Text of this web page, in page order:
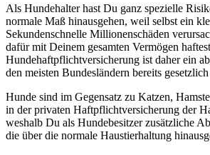
Als Hundehalter hast Du ganz spezielle
normale Maß hinausgehen, weil selbst ein
Sekundenschnelle Millionenschäden
dafür mit Deinem gesamten Vermögen
Hundehaftpflichtversicherung ist daher ein
den meisten Bundesländern bereits
Hunde sind im Gegensatz zu Katzen,
in der privaten Haftpflichtversicherung der
weshalb Du als Hundebesitzer zusätzliche
die über die normale Haustierhaltung